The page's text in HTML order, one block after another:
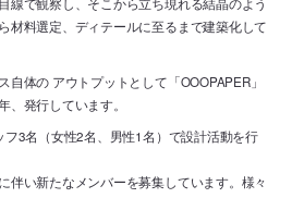
材料選定、ディテールに至るまで建築化して
自体の アウトプットとして「OOOPAPER」
、発行しています。
3名（女性2名、男性1名）で設計活動を行
伴い新たなメンバーを募集しています。様々